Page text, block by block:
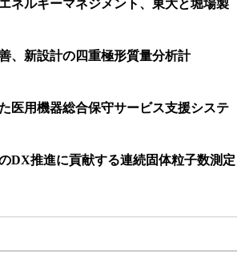
ネルギーマネジメント、東大と堀場製
、新設計の四重極形質量分析計
医用機器総合保守サービス支援システ
DX推進に貢献する連続固体粒子数測定